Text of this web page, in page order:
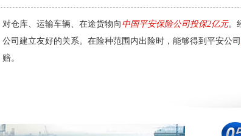
对仓库、运输车辆、在途货物向 中国平安保险公司投保2亿元。
公司建立友好的关系。在险种范围内出险时，能够得到平安公司
赔。